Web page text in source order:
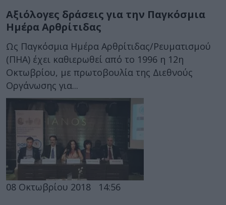
Αξιόλογες δράσεις για την Παγκόσμια
Ημέρα Αρθρίτιδας
Ως Παγκόσμια Ημέρα Αρθρίτιδας/Ρευματισμού
(ΠΗΑ) έχει καθιερωθεί από το 1996 η 12η
Οκτωβρίου, με πρωτοβουλία της Διεθνούς
Οργάνωσης για...
08 Οκτωβρίου 2018 14:56